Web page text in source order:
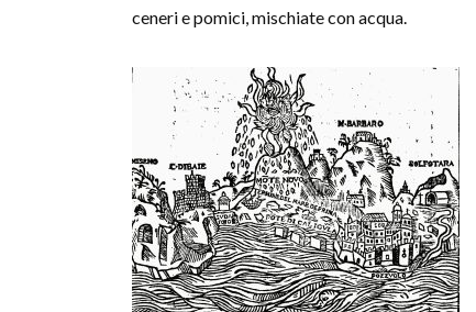
ceneri e pomici, mischiate con acqua.